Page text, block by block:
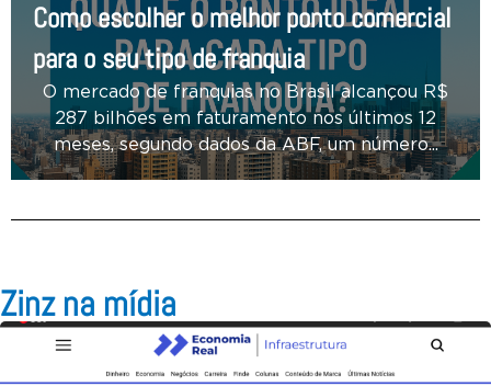
Como escolher o melhor ponto comercial
para o seu tipo de franquia
O mercado de franquias no Brasil alcançou R$
287 bilhões em faturamento nos últimos 12
meses, segundo dados da ABF, um número...
Zinz na mídia